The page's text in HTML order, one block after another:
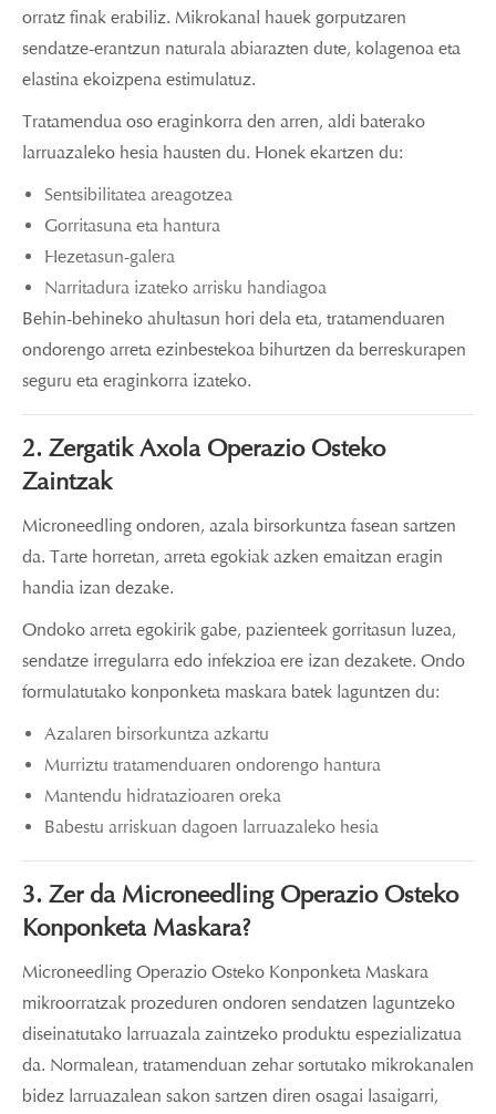
orratz finak erabiliz. Mikrokanal hauek gorputzaren
sendatze-erantzun naturala abiarazten dute, kolagenoa eta
elastina ekoizpena estimulatuz.
Tratamendua oso eraginkorra den arren, aldi baterako
larruazaleko hesia hausten du. Honek ekartzen du:
Sentsibilitatea areagotzea
Gorritasuna eta hantura
Hezetasun-galera
Narritadura izateko arrisku handiagoa
Behin-behineko ahultasun hori dela eta, tratamenduaren
ondorengo arreta ezinbestekoa bihurtzen da berreskurapen
seguru eta eraginkorra izateko.
2. Zergatik Axola Operazio Osteko
Zaintzak
Microneedling ondoren, azala birsorkuntza fasean sartzen
da. Tarte horretan, arreta egokiak azken emaitzan eragin
handia izan dezake.
Ondoko arreta egokirik gabe, pazienteek gorritasun luzea,
sendatze irregularra edo infekzioa ere izan dezakete. Ondo
formulatutako konponketa maskara batek laguntzen du:
Azalaren birsorkuntza azkartu
Murriztu tratamenduaren ondorengo hantura
Mantendu hidratazioaren oreka
Babestu arriskuan dagoen larruazaleko hesia
3. Zer da Microneedling Operazio Osteko
Konponketa Maskara?
Microneedling Operazio Osteko Konponketa Maskara
mikroorratzak prozeduren ondoren sendatzen laguntzeko
diseinatutako larruazala zaintzeko produktu espezializatua
da. Normalean, tratamenduan zehar sortutako mikrokanalen
bidez larruazalean sakon sartzen diren osagai lasaigarri,